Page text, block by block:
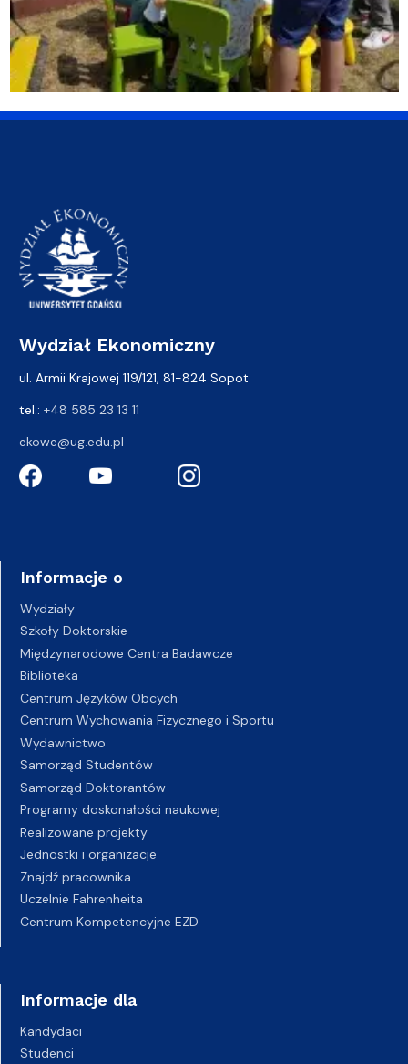
Wydział Ekonomiczny
ul. Armii Krajowej 119/121, 81-824 Sopot
tel.: +48 585 23 13 11
ekowe@ug.edu.pl
Informacje o
Wydziały
Szkoły Doktorskie
Międzynarodowe Centra Badawcze
Biblioteka
Centrum Języków Obcych
Centrum Wychowania Fizycznego i Sportu
Wydawnictwo
Samorząd Studentów
Samorząd Doktorantów
Programy doskonałości naukowej
Realizowane projekty
Jednostki i organizacje
Znajdź pracownika
Uczelnie Fahrenheita
Centrum Kompetencyjne EZD
Informacje dla
Kandydaci
Studenci